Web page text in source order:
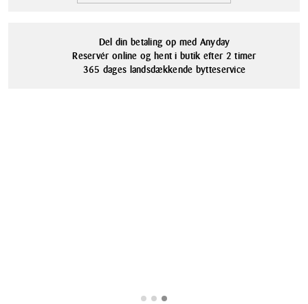
Del din betaling op med Anyday
Reservér online og hent i butik efter 2 timer
365 dages landsdækkende bytteservice